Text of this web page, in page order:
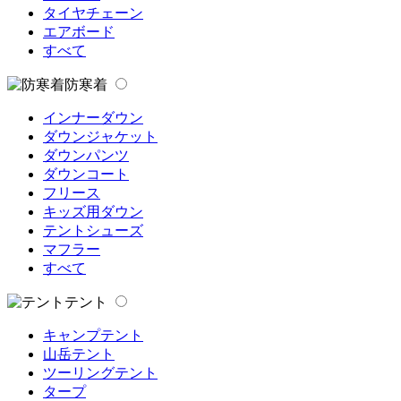
タイヤチェーン
エアボード
すべて
防寒着
インナーダウン
ダウンジャケット
ダウンパンツ
ダウンコート
フリース
キッズ用ダウン
テントシューズ
マフラー
すべて
テント
キャンプテント
山岳テント
ツーリングテント
タープ